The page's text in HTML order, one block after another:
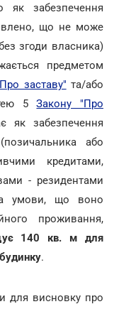
як забезпечення
що не може
згоди власника)
предметом
заставу" та/або
5Закону "Про
як забезпечення
або
кредитами,
- резидентами
умови, що воно
проживання,
140 кв. м для
.
для висновку про